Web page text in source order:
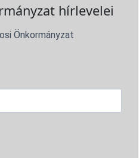
hírlevelei
Önkormányzat